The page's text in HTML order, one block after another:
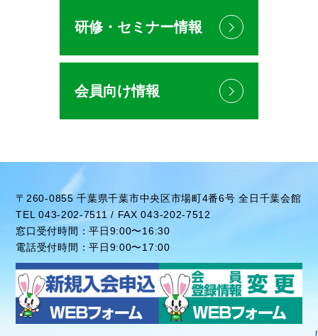
研修・セミナー情報
会員向け情報
〒260-0855 千葉県千葉市中央区市場町4番6号 全日千葉会館
TEL 043-202-7511 / FAX 043-202-7512
窓口受付時間：平日9:00〜16:30
電話受付時間：平日9:00〜17:00